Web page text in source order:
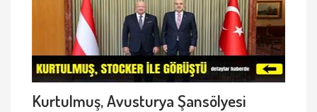
Kurtulmuş, Avusturya Şansölyesi